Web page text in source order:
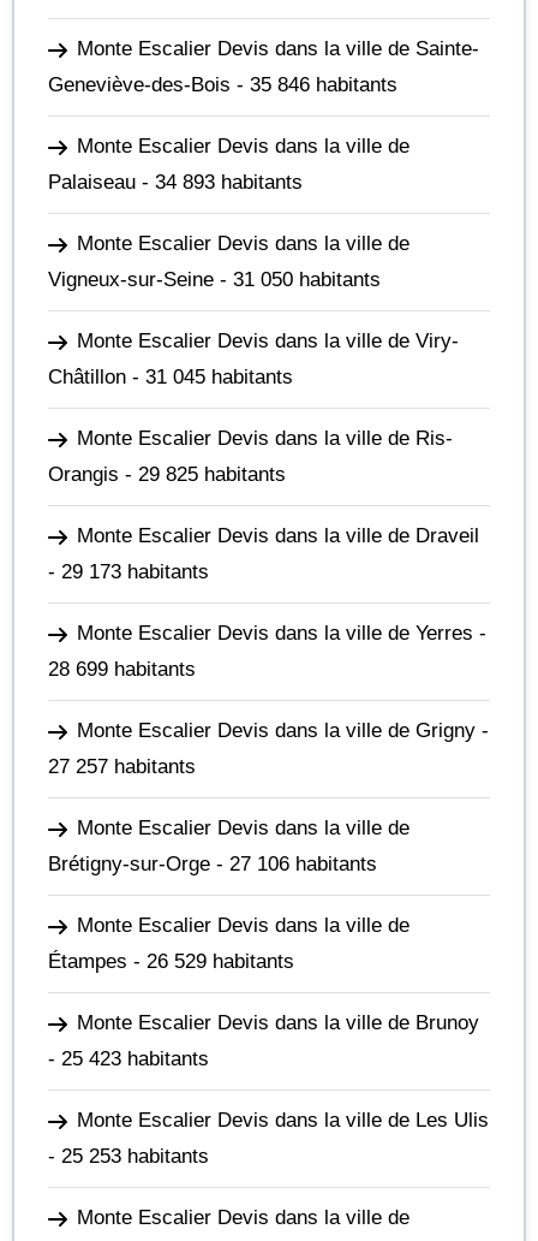
Monte Escalier Devis dans la ville de Sainte-
Geneviève-des-Bois - 35 846 habitants
Monte Escalier Devis dans la ville de
Palaiseau - 34 893 habitants
Monte Escalier Devis dans la ville de
Vigneux-sur-Seine - 31 050 habitants
Monte Escalier Devis dans la ville de Viry-
Châtillon - 31 045 habitants
Monte Escalier Devis dans la ville de Ris-
Orangis - 29 825 habitants
Monte Escalier Devis dans la ville de Draveil
- 29 173 habitants
Monte Escalier Devis dans la ville de Yerres -
28 699 habitants
Monte Escalier Devis dans la ville de Grigny -
27 257 habitants
Monte Escalier Devis dans la ville de
Brétigny-sur-Orge - 27 106 habitants
Monte Escalier Devis dans la ville de
Étampes - 26 529 habitants
Monte Escalier Devis dans la ville de Brunoy
- 25 423 habitants
Monte Escalier Devis dans la ville de Les Ulis
- 25 253 habitants
Monte Escalier Devis dans la ville de